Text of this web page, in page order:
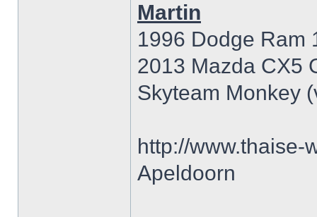
Martin
1996 Dodge Ram
2013 Mazda CX5
Skyteam Monkey
http://www.thaise-
Apeldoorn